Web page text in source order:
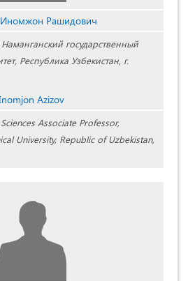
Иномжон Рашидович
государственный
Республика Узбекистан, г.
Azizov
Associate Professor,
University, Republic of Uzbekistan,